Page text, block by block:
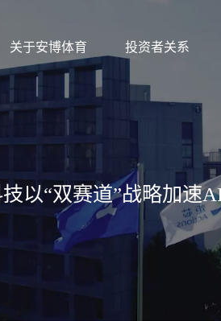
关于安博体育 投资者关系
以“双赛道”战略加速